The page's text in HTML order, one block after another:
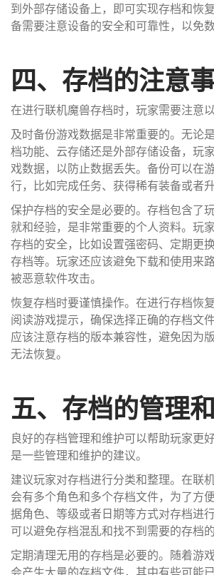
到外部存储设备上，即可实现存档和恢
备需要注意设备的安全和可靠性，以免
四、存档的注意
在进行联机魔兽存档时，玩家需要注意
及时备份游戏数据是非常重要的。无论
档功能、云存储还是外部存储设备，玩
戏数据，以防止数据丢失。备份可以在
行，比如完成任务、获得稀有装备或者升
保护存档的安全是必要的。存档包含了
就和经验，是非常重要的个人资料。玩
存档的安全，比如设置强密码、定期更
存档等。玩家还应该避免下载和使用来
被恶意软件攻击。
恢复存档时要谨慎操作。在进行存档恢
阅读游戏提示，确保选择正确的存档文
应该注意存档的版本兼容性，避免因为
无法恢复。
五、存档的管理
良好的存档管理和维护可以帮助玩家更
是一些管理和维护的建议。
建议玩家对存档进行分类和整理。在联
会有多个角色和多个存档文件，为了方
据角色、等级或者日期等方式对存档进
可以避免存档混乱和找不到需要的存档的
定期清理无用的存档是必要的。随着游
会产生大量的存档文件，其中有些可能